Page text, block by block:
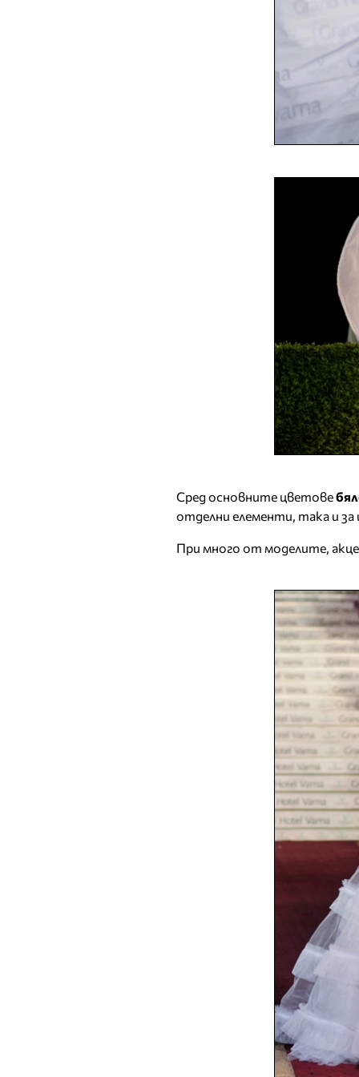
Сред основните цветове
отделни елементи, така и за
При много от моделите,